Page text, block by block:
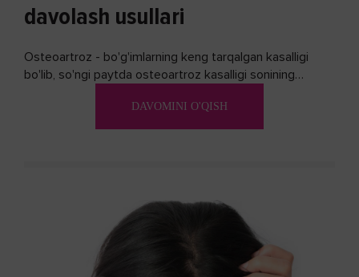
davolash usullari
Osteoartroz - bo'g'imlarning keng tarqalgan kasalligi
bo'lib, so'ngi paytda osteoartroz kasalligi sonining
DAVOMINI O'QISH